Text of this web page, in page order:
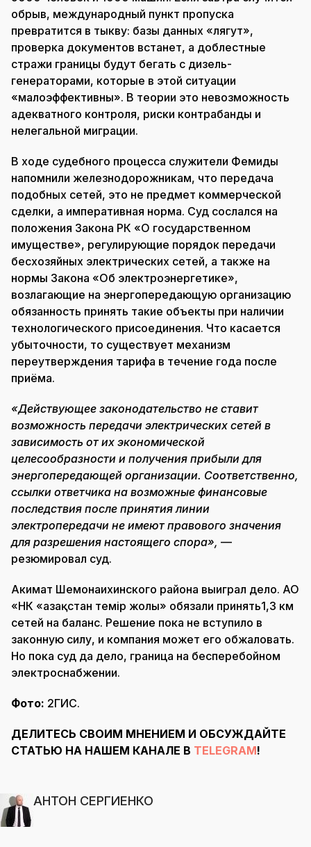
обрыв, международный пункт пропуска
превратится в тыкву: базы данных «лягут»,
проверка документов встанет, а доблестные
стражи границы будут бегать с дизель-
генераторами, которые в этой ситуации
«малоэффективны». В теории это невозможность
адекватного контроля, риски контрабанды и
нелегальной миграции.
В ходе судебного процесса служители Фемиды
напомнили железнодорожникам, что передача
подобных сетей, это не предмет коммерческой
сделки, а императивная норма. Суд сослался на
положения Закона РК «О государственном
имуществе», регулирующие порядок передачи
бесхозяйных электрических сетей, а также на
нормы Закона «Об электроэнергетике»,
возлагающие на энергопередающую организацию
обязанность принять такие объекты при наличии
технологического присоединения. Что касается
убыточности, то существует механизм
переутверждения тарифа в течение года после
приёма.
«Действующее законодательство не ставит
возможность передачи электрических сетей в
зависимость от их экономической
целесообразности и получения прибыли для
энергопередающей организации. Соответственно,
ссылки ответчика на возможные финансовые
последствия после принятия линии
электропередачи не имеют правового значения
для разрешения настоящего спора», —
резюмировал суд.
Акимат Шемонаихинского района выиграл дело. АО
«НК «Қазақстан темір жолы» обязали принять1,3 км
сетей на баланс. Решение пока не вступило в
законную силу, и компания может его обжаловать.
Но пока суд да дело, граница на бесперебойном
электроснабжении.
Фото: 2ГИС.
ДЕЛИТЕСЬ СВОИМ МНЕНИЕМ И ОБСУЖДАЙТЕ
СТАТЬЮ НА НАШЕМ КАНАЛЕ В TELEGRAM!
АНТОН СЕРГИЕНКО